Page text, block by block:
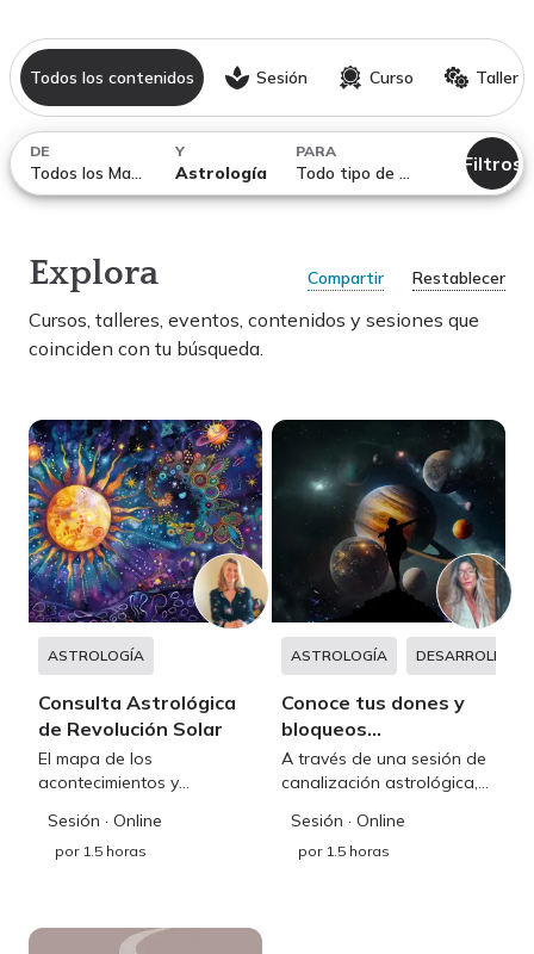
Todos los contenidos Sesión Curso Taller
DE
Todos los Maestros
Y
Astrología
PARA
Todo tipo de temáticasFiltros
Explora Compartir Restablecer
Cursos, talleres, eventos, contenidos y sesiones que
coinciden con tu búsqueda.
ASTROLOGÍA
Consulta Astrológica
de Revolución Solar
El mapa de los
acontecimientos y
orientarte durante los
próximos 12 meses
Sesión · Online
por 1.5 horas
ASTROLOGÍA DESARROLLO
Conoce tus dones y
bloqueos
inconscientes
A través de una sesión de
canalización astrológica,
potencial que anida en tu
alma, su propósito y
Sesión · Online
por 1.5 horas